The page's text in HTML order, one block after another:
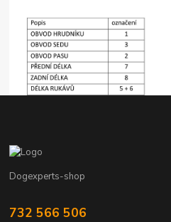
Dogexperts-shop
732 566 506